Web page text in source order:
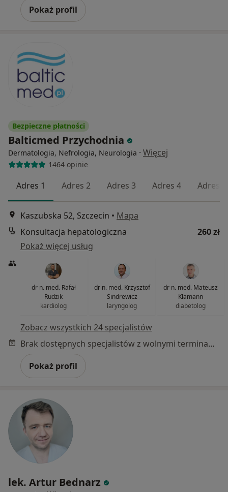
Pokaż profil
Bezpieczne płatności
Balticmed Przychodnia
Dermatologia, Nefrologia, Neurologia · Więcej
1464 opinie
Adres 1 Adres 2 Adres 3 Adres 4 Adres 5
Kaszubska 52, Szczecin • Mapa
Konsultacja hepatologiczna
260 zł
Pokaż więcej usług
dr n. med. Rafał
Rudzik
kardiolog
dr n. med. Krzysztof
Sindrewicz
laryngolog
dr n. med. Mateusz
Klamann
diabetolog
Zobacz wszystkich 24 specjalistów
Brak dostępnych specjalistów z wolnymi terminami w tym centrum medycznym.
Pokaż profil
lek. Artur Bednarz